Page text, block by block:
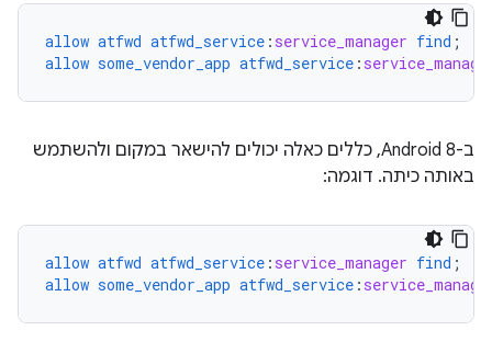
allow atfwd atfwd_service : service_manager find ;
allow some_vendor_app atfwd_service :
ב-Android 8, כללים כאלה יכולים להישאר במקום ולהשתמש
באותה כיתה. דוגמה:
allow atfwd atfwd_service : service_manager find ;
allow some_vendor_app atfwd_service :